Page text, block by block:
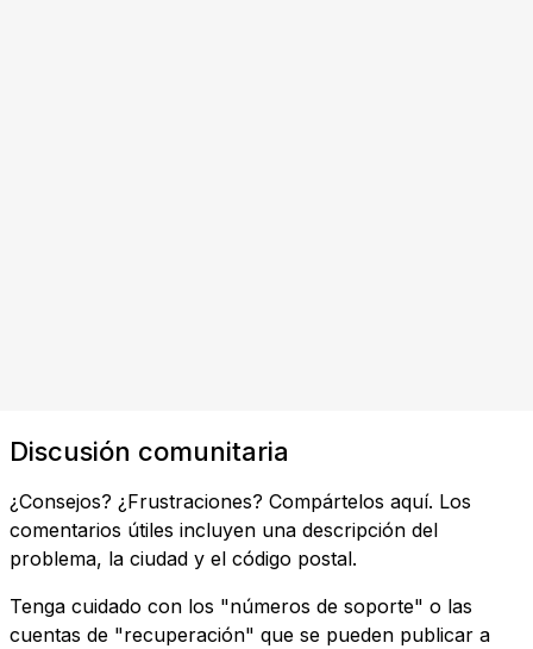
Discusión comunitaria
¿Consejos? ¿Frustraciones? Compártelos aquí. Los
comentarios útiles incluyen una descripción del
problema, la ciudad y el código postal.
Tenga cuidado con los "números de soporte" o las
cuentas de "recuperación" que se pueden publicar a